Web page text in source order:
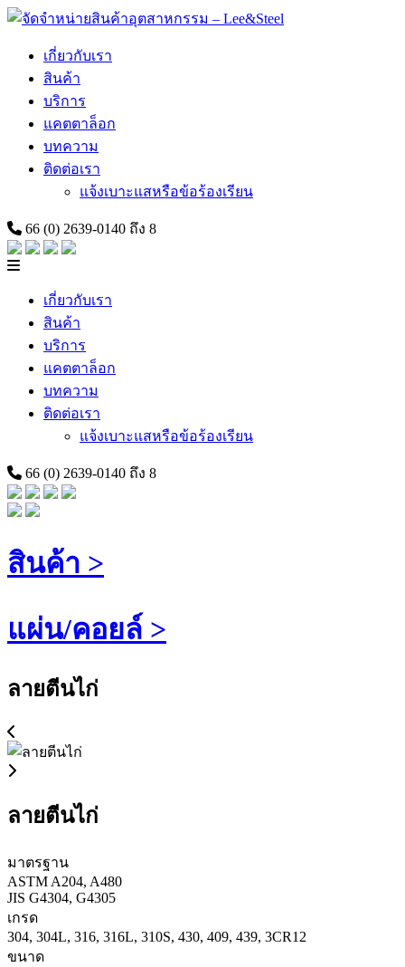
Skip
เกี่ยวกับเรา
สินค้า
บริการ
แคตตาล็อก
บทความ
ติดต่อเรา
แจ้งเบาะแสหรือข้อร้องเรียน
66 (0) 2639-0140 ถึง 8
เกี่ยวกับเรา
สินค้า
บริการ
แคตตาล็อก
บทความ
ติดต่อเรา
แจ้งเบาะแสหรือข้อร้องเรียน
66 (0) 2639-0140 ถึง 8
สินค้า >
แผ่น/คอยล์ >
ลายตีนไก่
ลายตีนไก่
มาตรฐาน
ASTM A204, A480
JIS G4304, G4305
เกรด
304, 304L, 316, 316L, 310S, 430, 409, 439, 3CR12
ขนาด